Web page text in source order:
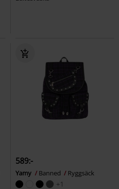
589:-
Yamy Banned Ryggsäck
+1